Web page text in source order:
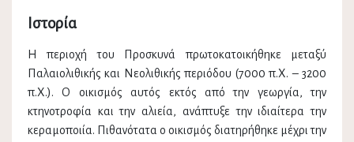
Ιστορία
Η περιοχή του Προσκυνά πρωτοκατοικήθηκε μεταξύ
Παλαιολιθικής και Νεολιθικής περιόδου (7000 π.Χ. – 3200
π.Χ.). Ο οικισμός αυτός εκτός από την γεωργία, την
κτηνοτροφία και την αλιεία, ανάπτυξε την ιδιαίτερα την
κεραμοποιία. Πιθανότατα ο οικισμός διατηρήθηκε μέχρι την